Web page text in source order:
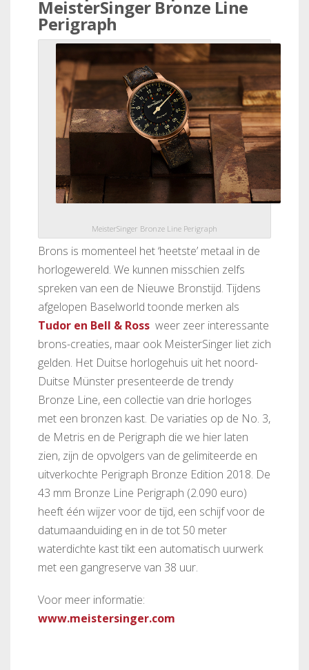
MeisterSinger Bronze Line
Perigraph
MeisterSinger Bronze Line Perigraph
Brons is momenteel het ‘heetste’ metaal in de
horlogewereld. We kunnen misschien zelfs
spreken van een de Nieuwe Bronstijd. Tijdens
afgelopen Baselworld toonde merken als
Tudor en Bell & Ross weer zeer interessante
brons-creaties, maar ook MeisterSinger liet zich
gelden. Het Duitse horlogehuis uit het noord-
Duitse Münster presenteerde de trendy
Bronze Line, een collectie van drie horloges
met een bronzen kast. De variaties op de No. 3,
de Metris en de Perigraph die we hier laten
zien, zijn de opvolgers van de gelimiteerde en
uitverkochte Perigraph Bronze Edition 2018. De
43 mm Bronze Line Perigraph (2.090 euro)
heeft één wijzer voor de tijd, een schijf voor de
datumaanduiding en in de tot 50 meter
waterdichte kast tikt een automatisch uurwerk
met een gangreserve van 38 uur.
Voor meer informatie:
www.meistersinger.com